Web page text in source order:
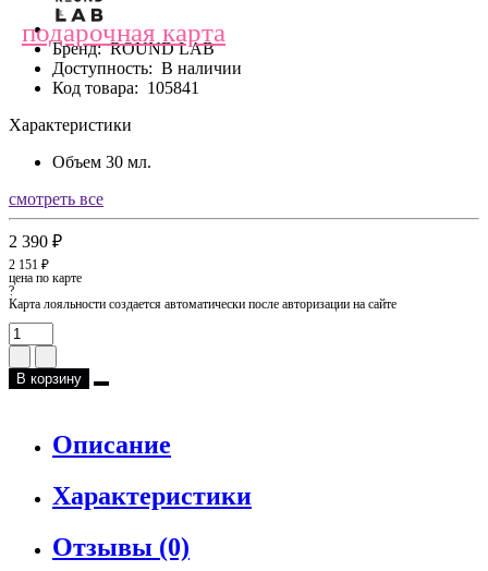
подарочная карта
Бренд: ROUND LAB
Доступность: В наличии
Код товара: 105841
Характеристики
Объем 30 мл.
смотреть все
2 390 ₽
2 151 ₽
цена по карте
?
Карта лояльности создается автоматически после авторизации на сайте
В корзину
Описание
Характеристики
Отзывы (0)